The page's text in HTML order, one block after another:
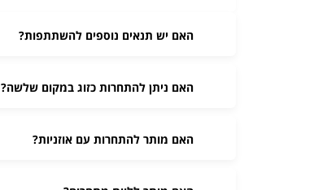
האם יש תנאים נוספים להשתתפות?
האם ניתן להתחרות כזוג במקום שלשה?
האם מותר להתחרות עם אוזניות?